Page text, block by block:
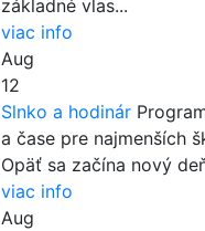
základné vlas...
viac info
Aug
12
Slnko a hodinár
a čase pre najmenších
Opäť sa začína nový
viac info
Aug